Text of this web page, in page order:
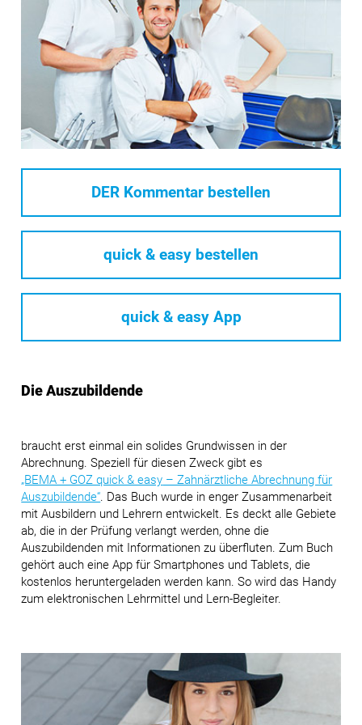
DER Kommentar bestellen
quick & easy bestellen
quick & easy App
Die Auszubildende
braucht erst einmal ein solides Grundwissen in der
Abrechnung. Speziell für diesen Zweck gibt es
„BEMA + GOZ quick & easy – Zahnärztliche Abrechnung für
Auszubildende“. Das Buch wurde in enger Zusammenarbeit
mit Ausbildern und Lehrern entwickelt. Es deckt alle Gebiete
ab, die in der Prüfung verlangt werden, ohne die
Auszubildenden mit Informationen zu überfluten. Zum Buch
gehört auch eine App für Smartphones und Tablets, die
kostenlos heruntergeladen werden kann. So wird das Handy
zum elektronischen Lehrmittel und Lern-Begleiter.